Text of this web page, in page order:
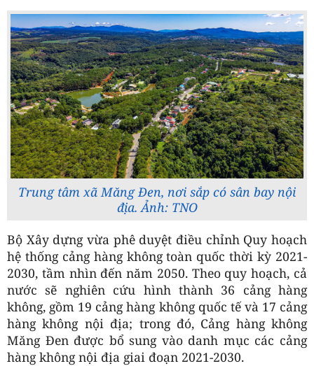
Trung tâm xã Măng Đen, nơi sắp có sân bay nội
địa. Ảnh: TNO
Bộ Xây dựng vừa phê duyệt điều chỉnh Quy hoạch
hệ thống cảng hàng không toàn quốc thời kỳ 2021-
2030, tầm nhìn đến năm 2050. Theo quy hoạch, cả
nước sẽ nghiên cứu hình thành 36 cảng hàng
không, gồm 19 cảng hàng không quốc tế và 17 cảng
hàng không nội địa; trong đó, Cảng hàng không
Măng Đen được bổ sung vào danh mục các cảng
hàng không nội địa giai đoạn 2021-2030.